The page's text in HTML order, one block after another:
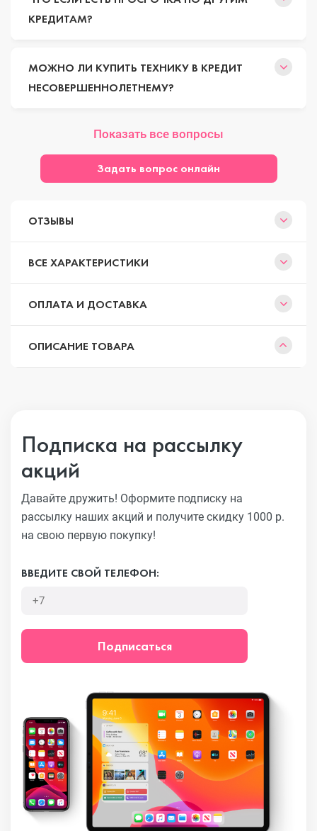
КРЕДИТАМ?
МОЖНО ЛИ КУПИТЬ ТЕХНИКУ В КРЕДИТ
НЕСОВЕРШЕННОЛЕТНЕМУ?
Показать все вопросы
Задать вопрос онлайн
ОТЗЫВЫ
ВСЕ ХАРАКТЕРИСТИКИ
ОПЛАТА И ДОСТАВКА
ОПИСАНИЕ ТОВАРА
Подписка на рассылку
акций
Давайте дружить! Оформите подписку на
рассылку наших акций и получите скидку 1000 р.
на свою первую покупку!
ВВЕДИТЕ СВОЙ ТЕЛЕФОН:
Подписаться